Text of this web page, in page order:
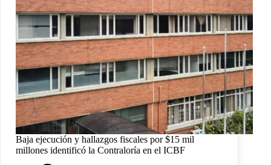
Baja ejecución y hallazgos fiscales por $15 mil
millones identificó la Contraloría en el ICBF